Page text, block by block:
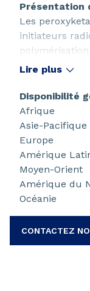
CONTACTEZ
Présentation
Les
initiateurs
d'hydrogène
Lire plus
Disponibilité
Afrique
Asie-Pacifique
Europe
Amérique
Moyen-Orient
Amérique du
Océanie